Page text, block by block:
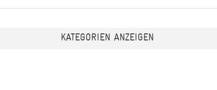
KATEGORIEN ANZEIGEN